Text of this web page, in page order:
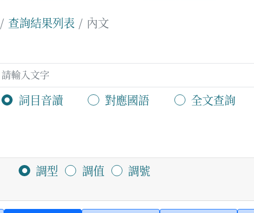
查詢結果列表 內文
詞目音讀 對應國語 全文查詢
調型 調值 調號